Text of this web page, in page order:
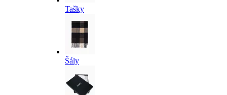
Tašky
Šály